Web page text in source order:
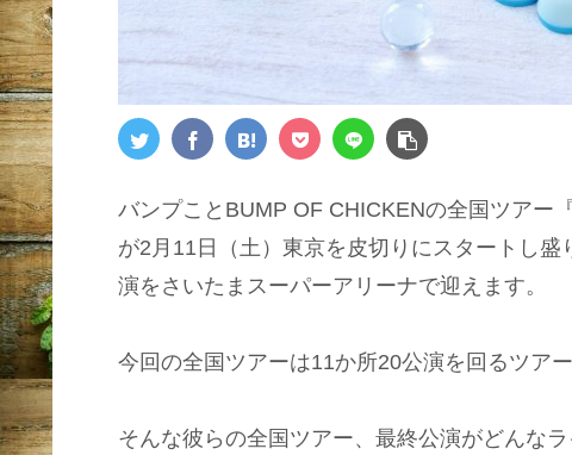
バンプことBUMP OF CHICKENの全国ツアー
が2月11日（土）東京を皮切りにスタートし
演をさいたまスーパーアリーナで迎えます。
今回の全国ツアーは11か所20公演を回るツアー
そんな彼らの全国ツアー、最終公演がどんな